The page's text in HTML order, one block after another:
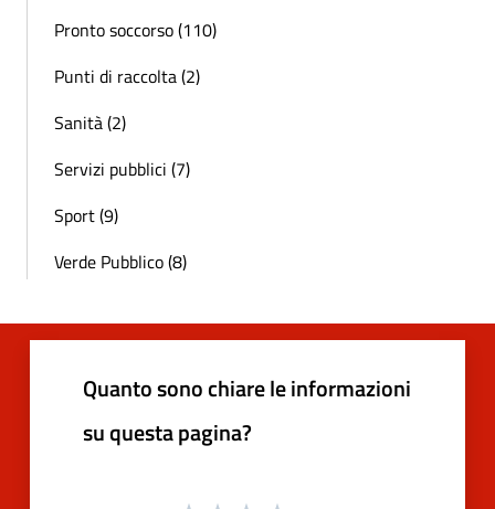
Pronto soccorso (110)
Punti di raccolta (2)
Sanità (2)
Servizi pubblici (7)
Sport (9)
Verde Pubblico (8)
Quanto sono chiare le informazioni
su questa pagina?